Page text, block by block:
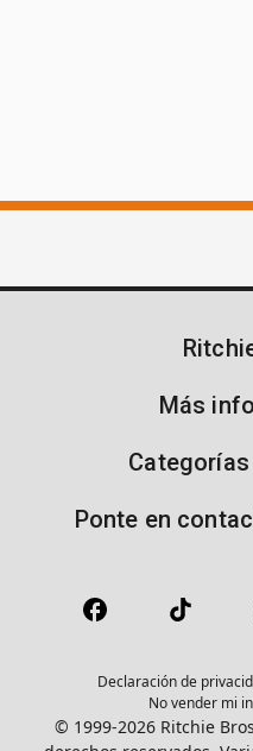
Más
Ponte en
Declaración de
No vender mi
© 1999-2026 Ritchie